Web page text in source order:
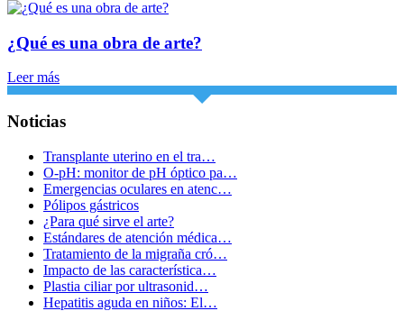
¿Qué es una obra de arte?
Leer más
Noticias
Transplante uterino en el tra…
O-pH: monitor de pH óptico pa…
Emergencias oculares en atenc…
Pólipos gástricos
¿Para qué sirve el arte?
Estándares de atención médica…
Tratamiento de la migraña cró…
Impacto de las característica…
Plastia ciliar por ultrasonid…
Hepatitis aguda en niños: El…